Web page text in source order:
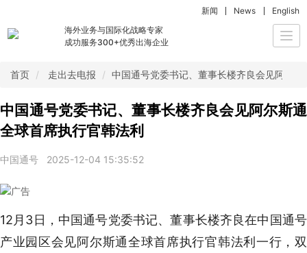
海外业务与国际化战略专家
成功服务300+优秀出海企业
新闻 News English
首页 走出去电报 中国通号党委书记、董事长楼齐良会见阿尔
中国通号党委书记、董事长楼齐良会见阿尔斯通
全球首席执行官韩法利
中国通号 2025-12-04 15:35:52
12月3日，中国通号党委书记、董事长楼齐良在中国通号
产业园区会见阿尔斯通全球首席执行官韩法利一行，双